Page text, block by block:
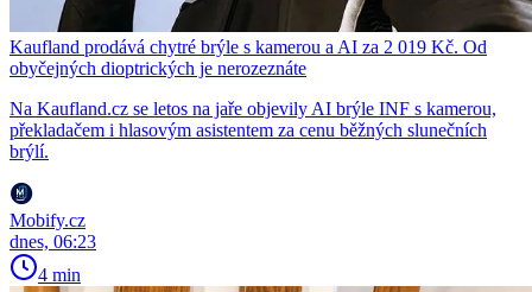
Kaufland prodává chytré brýle s kamerou a AI za 2 019 Kč. Od
obyčejných dioptrických je nerozeznáte
Na Kaufland.cz se letos na jaře objevily AI brýle INF s kamerou,
překladačem i hlasovým asistentem za cenu běžných slunečních
brýlí.
Mobify.cz
dnes, 06:23
4 min